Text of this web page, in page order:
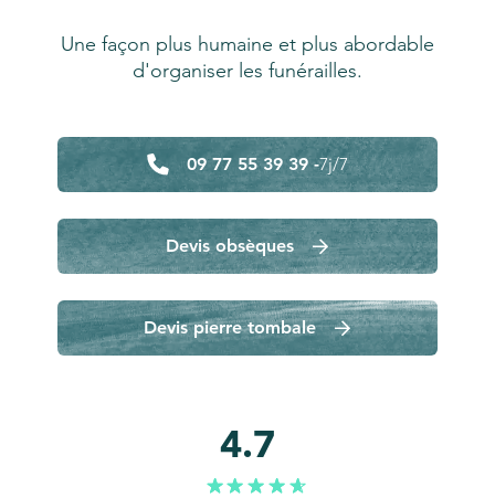
Une façon plus humaine et plus abordable
d'organiser les funérailles.
09 77 55 39 39 -7j/7
Devis obsèques
Devis pierre tombale
4.7